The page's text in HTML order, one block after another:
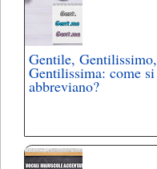
Gentile, Gentilissimo,
Gentilissima: come si
abbreviano?